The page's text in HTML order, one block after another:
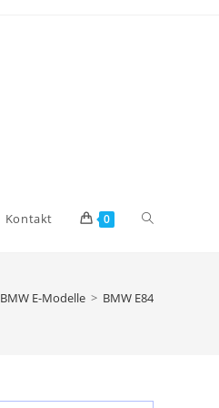
Kontakt 0 Website-
BMW E-Modelle > BMW E84